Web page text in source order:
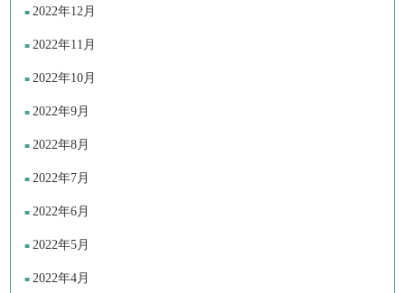
2022年12月
2022年11月
2022年10月
2022年9月
2022年8月
2022年7月
2022年6月
2022年5月
2022年4月